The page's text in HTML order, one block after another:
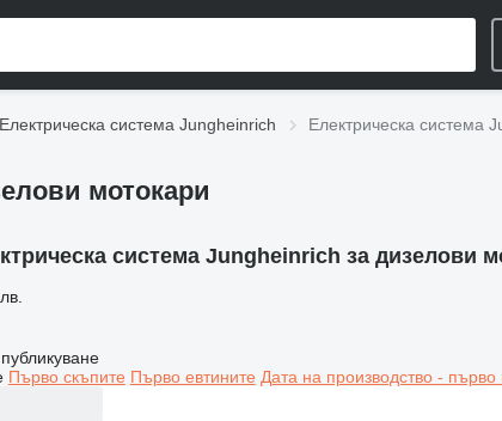
Електрическа система Jungheinrich Електрическа система
мотокари
система Jungheinrich за дизелови
Първо скъпите Първо евтините Дата на производство - първо